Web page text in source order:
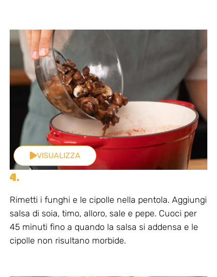
VISUALIZZA
4.
Rimetti i funghi e le cipolle nella pentola. Aggiungi
salsa di soia, timo, alloro, sale e pepe. Cuoci per
45 minuti fino a quando la salsa si addensa e le
cipolle non risultano morbide.